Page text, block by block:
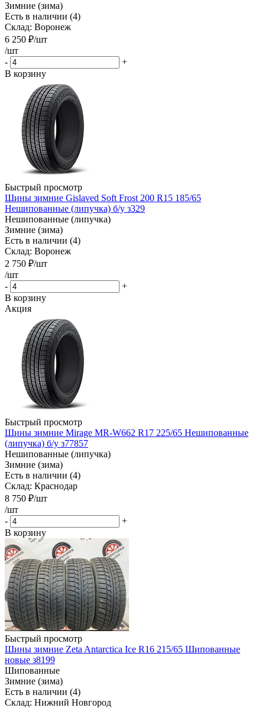
Зимние (зима)
Есть в наличии (4)
Склад: Воронеж
6 250 ₽/шт
/шт
-
+
В корзину
Быстрый просмотр
Шины зимние Gislaved Soft Frost 200 R15 185/65
Нешипованные (липучка) б/у з329
Нешипованные (липучка)
Зимние (зима)
Есть в наличии (4)
Склад: Воронеж
2 750 ₽/шт
/шт
-
+
В корзину
Акция
Быстрый просмотр
Шины зимние Mirage MR-W662 R17 225/65 Нешипованные
(липучка) б/у з77857
Нешипованные (липучка)
Зимние (зима)
Есть в наличии (4)
Склад: Краснодар
8 750 ₽/шт
/шт
-
+
В корзину
Быстрый просмотр
Шины зимние Zeta Antarctica Ice R16 215/65 Шипованные
новые з8199
Шипованные
Зимние (зима)
Есть в наличии (4)
Склад: Нижний Новгород